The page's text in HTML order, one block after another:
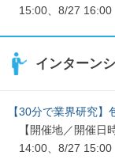
15:00、8/27 16:00
インターン
【30分で業界研究
【開催地／開催
14:00、8/27 15:00